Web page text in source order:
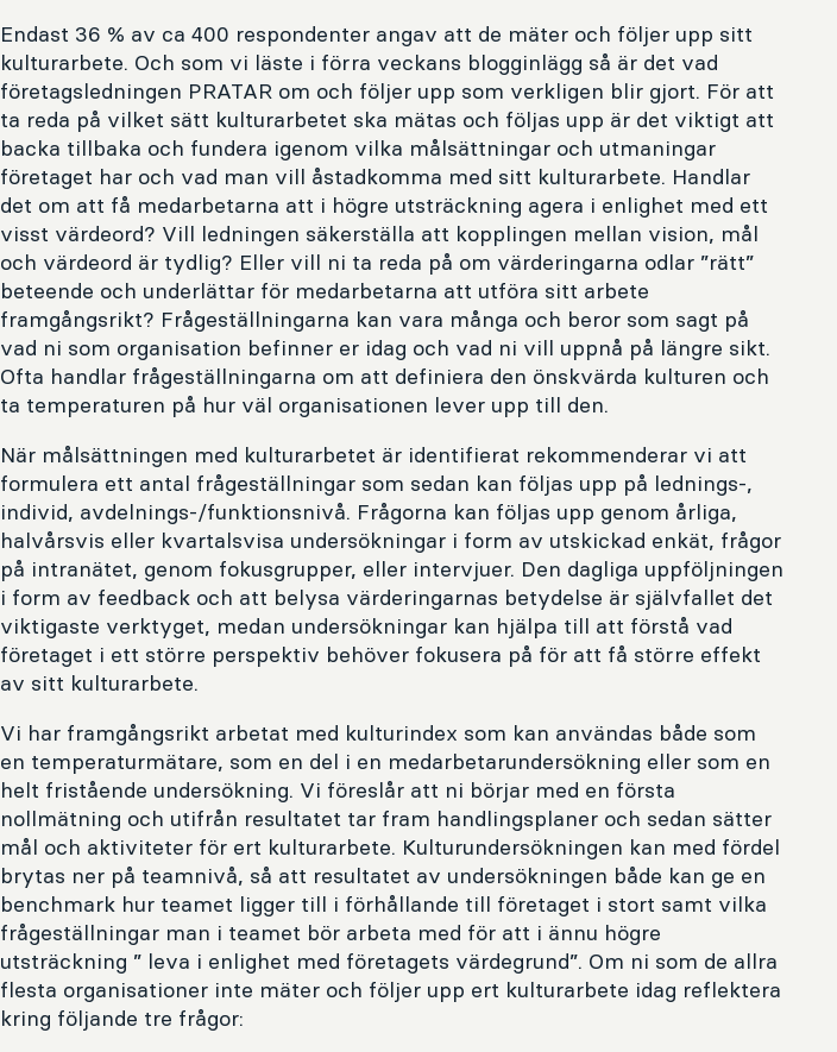
Endast 36 % av ca 400 respondenter angav att de mäter och följer upp sitt
kulturarbete. Och som vi läste i förra veckans blogginlägg så är det vad
företagsledningen PRATAR om och följer upp som verkligen blir gjort. För att
ta reda på vilket sätt kulturarbetet ska mätas och följas upp är det viktigt att
backa tillbaka och fundera igenom vilka målsättningar och utmaningar
företaget har och vad man vill åstadkomma med sitt kulturarbete. Handlar
det om att få medarbetarna att i högre utsträckning agera i enlighet med ett
visst värdeord? Vill ledningen säkerställa att kopplingen mellan vision, mål
och värdeord är tydlig? Eller vill ni ta reda på om värderingarna odlar ”rätt”
beteende och underlättar för medarbetarna att utföra sitt arbete
framgångsrikt? Frågeställningarna kan vara många och beror som sagt på
vad ni som organisation befinner er idag och vad ni vill uppnå på längre sikt.
Ofta handlar frågeställningarna om att definiera den önskvärda kulturen och
ta temperaturen på hur väl organisationen lever upp till den.
När målsättningen med kulturarbetet är identifierat rekommenderar vi att
formulera ett antal frågeställningar som sedan kan följas upp på lednings-,
individ, avdelnings-/funktionsnivå. Frågorna kan följas upp genom årliga,
halvårsvis eller kvartalsvisa undersökningar i form av utskickad enkät, frågor
på intranätet, genom fokusgrupper, eller intervjuer. Den dagliga uppföljningen
i form av feedback och att belysa värderingarnas betydelse är självfallet det
viktigaste verktyget, medan undersökningar kan hjälpa till att förstå vad
företaget i ett större perspektiv behöver fokusera på för att få större effekt
av sitt kulturarbete.
Vi har framgångsrikt arbetat med kulturindex som kan användas både som
en temperaturmätare, som en del i en medarbetarundersökning eller som en
helt fristående undersökning. Vi föreslår att ni börjar med en första
nollmätning och utifrån resultatet tar fram handlingsplaner och sedan sätter
mål och aktiviteter för ert kulturarbete. Kulturundersökningen kan med fördel
brytas ner på teamnivå, så att resultatet av undersökningen både kan ge en
benchmark hur teamet ligger till i förhållande till företaget i stort samt vilka
frågeställningar man i teamet bör arbeta med för att i ännu högre
utsträckning ” leva i enlighet med företagets värdegrund”. Om ni som de allra
flesta organisationer inte mäter och följer upp ert kulturarbete idag reflektera
kring följande tre frågor: